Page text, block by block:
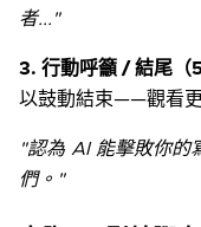
者..."
3. 行動呼籲 / 結尾（
以鼓動結束——觀看
"認為 AI 能擊敗你
們。"